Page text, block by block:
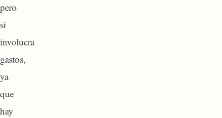
pero
si
involucra
gastos,
ya
que
hay